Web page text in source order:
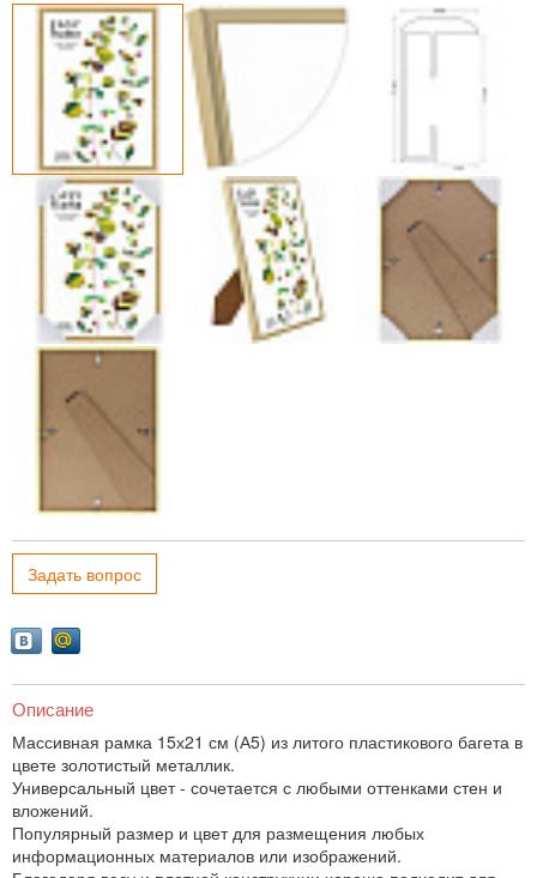
Задать вопрос
Описание
Массивная рамка 15х21 см (А5) из литого пластикового багета в
цвете золотистый металлик.
Универсальный цвет - сочетается с любыми оттенками стен и
вложений.
Популярный размер и цвет для размещения любых
информационных материалов или изображений.